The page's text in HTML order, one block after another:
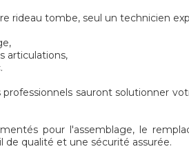
rideau tombe, seul un technicien
articulations,
sauront solutionner
pour l'assemblage, le
de qualité et une sécurité assurée.